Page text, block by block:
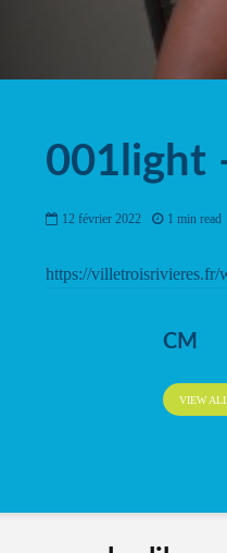
001light
12 février 2022 1 min read
https://villetroisrivieres.fr/
CM
VIEW